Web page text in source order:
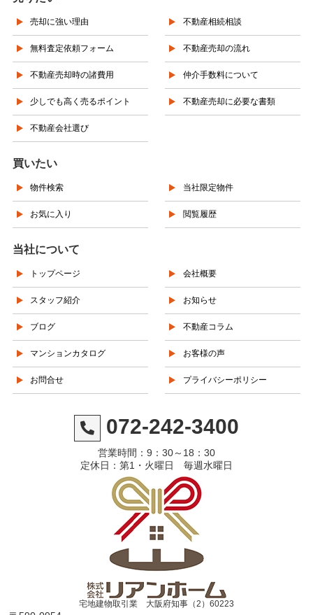
売却に強い理由 不動産相続相談
無料査定依頼フォーム 不動産売却の流れ
不動産売却時の諸費用 仲介手数料について
少しでも高く売るポイント 不動産売却に必要な書類
不動産会社選び
買いたい
物件検索 当社限定物件
お気に入り 閲覧履歴
当社について
トップページ 会社概要
スタッフ紹介 お知らせ
ブログ 不動産コラム
マンションカタログ お客様の声
お問合せ プライバシーポリシー
072-242-3400
営業時間：9：30～18：30
定休日：第1・火曜日 毎週水曜日
宅地建物取引業 大阪府知事（2）60223